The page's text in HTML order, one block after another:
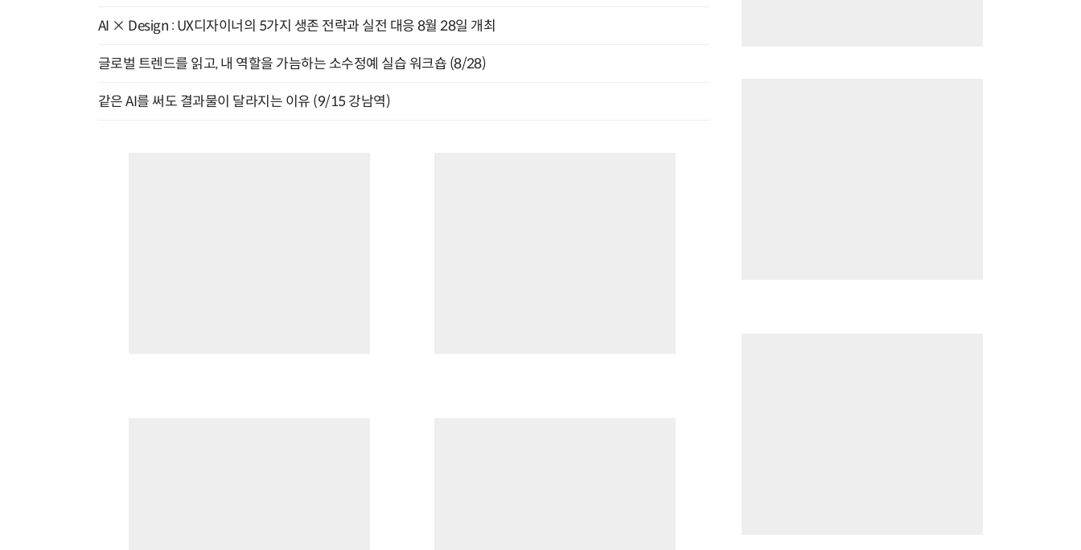
AI × Design : UX디자이너의 5가지 생존 전략과 실전 대응 8월 28일 개최
글로벌 트렌드를 읽고, 내 역할을 가늠하는 소수정예 실습 워크숍 (8/28)
같은 AI를 써도 결과물이 달라지는 이유 (9/15 강남역)